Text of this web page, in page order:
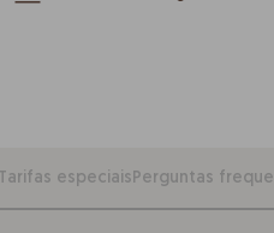
Tarifas especiaisPerguntas